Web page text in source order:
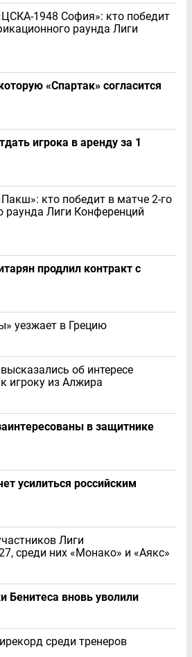
1948 София»: кто победит
раунда Лиги
«Спартак» согласится
игрока в аренду за 1
кто победит в матче 2-го
раунда Лиги Конференций
продлил контракт с
уезжает в Грецию
об интересе
игроку из Алжира
в защитнике
усилиться российским
Лиги
среди них «Монако» и «Аякс»
Бенитеса вновь уволили
среди тренеров